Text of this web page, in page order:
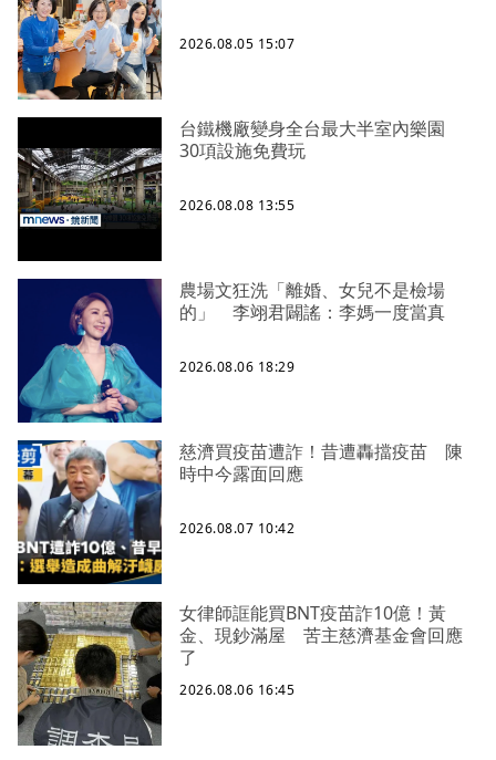
2026.08.05 15:07
台鐵機廠變身全台最大半室內樂園
30項設施免費玩
2026.08.08 13:55
農場文狂洗「離婚、女兒不是檢場
的」 李翊君闢謠：李媽一度當真
2026.08.06 18:29
慈濟買疫苗遭詐！昔遭轟擋疫苗 陳
時中今露面回應
2026.08.07 10:42
女律師誆能買BNT疫苗詐10億！黃
金、現鈔滿屋 苦主慈濟基金會回應
了
2026.08.06 16:45